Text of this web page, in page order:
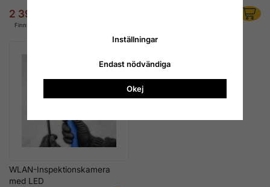
2 396 kr
Finns i lager
WLAN-Inspektionskamera
med LED
Inställningar
Endast nödvändiga
Okej